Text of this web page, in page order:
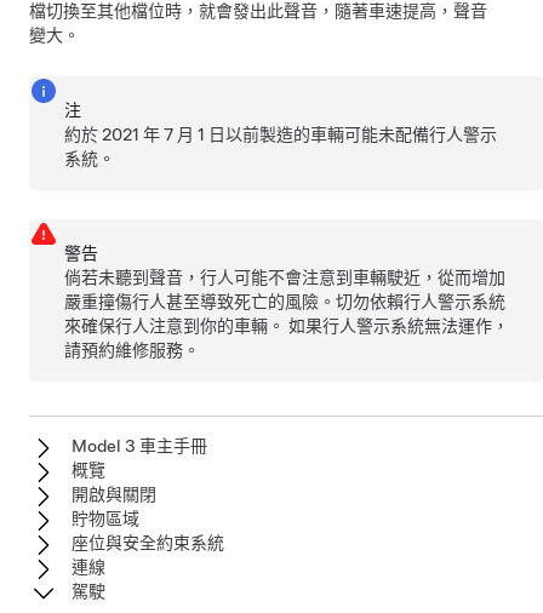
檔切換至其他檔位時，就會發出此聲音，隨著車速提高，聲音
變大。
注
約於 2021 年 7 月 1 日以前製造的車輛可能未配備行人警示
系統。
警告
倘若未聽到聲音，行人可能不會注意到車輛駛近，從而增加
嚴重撞傷行人甚至導致死亡的風險。切勿依賴行人警示系統
來確保行人注意到你的車輛。 如果行人警示系統無法運作，
請預約維修服務。
Model 3 車主手冊
概覽
開啟與關閉
貯物區域
座位與安全約束系統
連線
駕駛